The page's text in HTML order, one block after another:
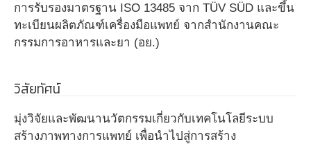
การรับรองมาตรฐาน ISO 13485 จาก TÜV SÜD และขึ้น
ทะเบียนผลิตภัณฑ์เครื่องมือแพทย์ จากสำนักงานคณะ
กรรมการอาหารและยา (อย.)
วิสัยทัศน์
มุ่งวิจัยและพัฒนานวัตกรรมเกี่ยวกับเทคโนโลยีระบบ
สร้างภาพทางการแพทย์ เพื่อนำไปสู่การสร้าง